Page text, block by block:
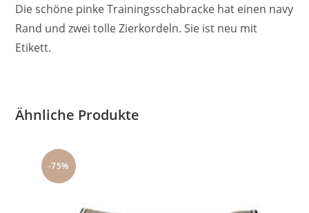
Die schöne pinke Trainingsschabracke hat einen navy
Rand und zwei tolle Zierkordeln. Sie ist neu mit
Etikett.
Ähnliche Produkte
-75%